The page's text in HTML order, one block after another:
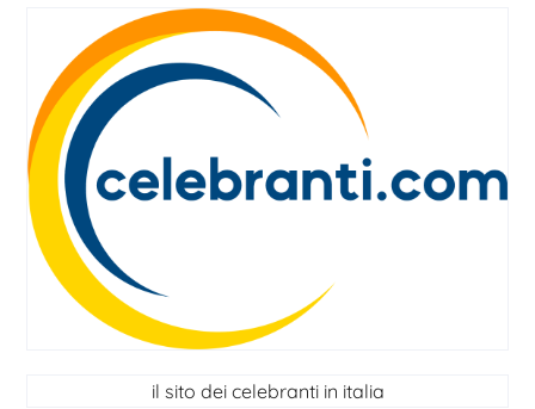
il sito dei celebranti in italia